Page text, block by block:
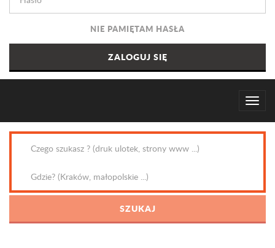
NIE PAMIĘTAM HASŁA